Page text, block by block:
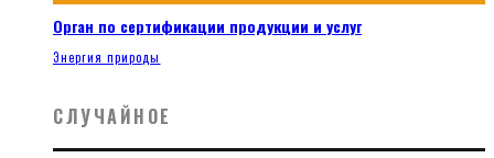
Орган по сертификации продукции и услуг
Энергия природы
СЛУЧАЙНОЕ